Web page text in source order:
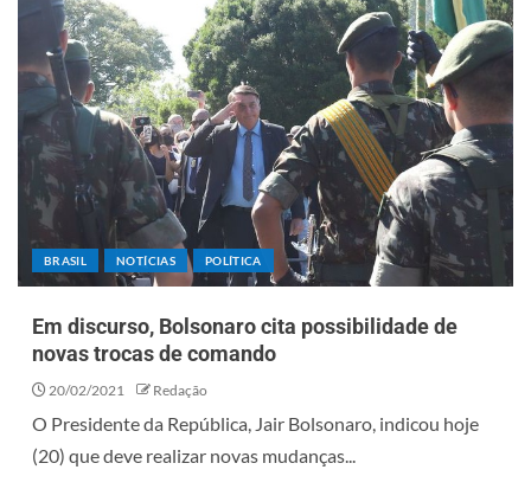
BRASIL NOTÍCIAS POLÍTICA
Em discurso, Bolsonaro cita possibilidade de
novas trocas de comando
20/02/2021 Redação
O Presidente da República, Jair Bolsonaro, indicou hoje
(20) que deve realizar novas mudanças...